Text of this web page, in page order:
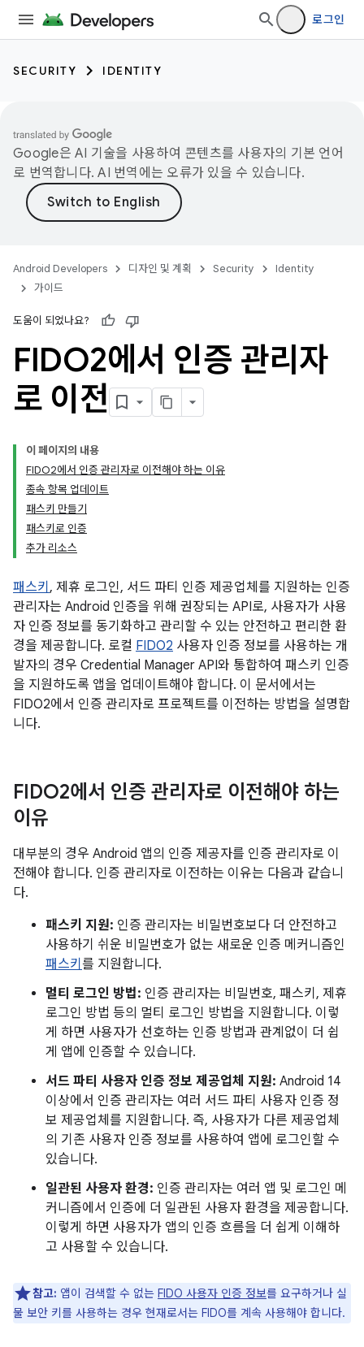
로그인
SECURITY IDENTITY
Google은 AI 기술을 사용하여 콘텐츠를 사용자의 기본 언어
로 번역합니다. AI 번역에는 오류가 있을 수 있습니다.
Android Developers 디자인 및 계획 Security
Identity
가이드
도움이 되었나요?
FIDO2에서 인증 관리자
로 이전
이 페이지의 내용
FIDO2에서 인증 관리자로 이전해야 하는 이유
종속 항목 업데이트
패스키 만들기
패스키로 인증
추가 리소스
패스키 , 제휴 로그인, 서드 파티 인증 제공업체를 지원하는 인증
관리자는 Android 인증을 위해 권장되는 API로, 사용자가 사용
자 인증 정보를 동기화하고 관리할 수 있는 안전하고 편리한 환
경을 제공합니다. 로컬 FIDO2 사용자 인증 정보를 사용하는 개
발자의 경우 Credential Manager API와 통합하여 패스키 인증
을 지원하도록 앱을 업데이트해야 합니다. 이 문서에서는
FIDO2에서 인증 관리자로 프로젝트를 이전하는 방법을 설명합
니다.
FIDO2에서 인증 관리자로 이전해야 하는
이유
대부분의 경우 Android 앱의 인증 제공자를 인증 관리자로 이
전해야 합니다. 인증 관리자로 이전하는 이유는 다음과 같습니
다.
패스키 지원: 인증 관리자는 비밀번호보다 더 안전하고
사용하기 쉬운 비밀번호가 없는 새로운 인증 메커니즘인
패스키 를 지원합니다.
멀티 로그인 방법: 인증 관리자는 비밀번호, 패스키, 제휴
로그인 방법 등의 멀티 로그인 방법을 지원합니다. 이렇
게 하면 사용자가 선호하는 인증 방법과 관계없이 더 쉽
게 앱에 인증할 수 있습니다.
서드 파티 사용자 인증 정보 제공업체 지원: Android 14
이상에서 인증 관리자는 여러 서드 파티 사용자 인증 정
보 제공업체를 지원합니다. 즉, 사용자가 다른 제공업체
의 기존 사용자 인증 정보를 사용하여 앱에 로그인할 수
있습니다.
일관된 사용자 환경: 인증 관리자는 여러 앱 및 로그인 메
커니즘에서 인증에 더 일관된 사용자 환경을 제공합니다.
이렇게 하면 사용자가 앱의 인증 흐름을 더 쉽게 이해하
고 사용할 수 있습니다.
참고: 앱이 검색할 수 없는 FIDO 사용자 인증 정보를 요구하거나 실
물 보안 키를 사용하는 경우 현재로서는 FIDO를 계속 사용해야 합니다.